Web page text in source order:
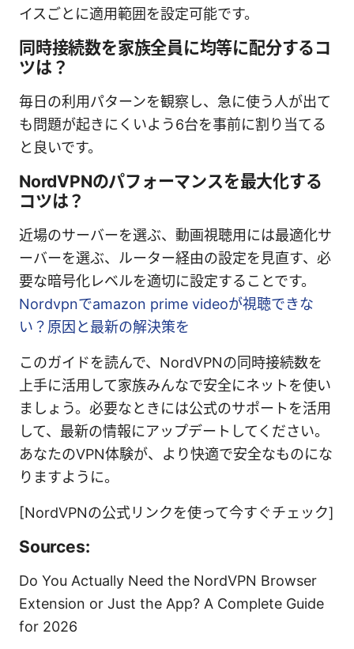
イスごとに適用範囲を設定可能です。
同時接続数を家族全員に均等に配分するコ
ツは？
毎日の利用パターンを観察し、急に使う人が出て
も問題が起きにくいよう6台を事前に割り当てる
と良いです。
NordVPNのパフォーマンスを最大化する
コツは？
近場のサーバーを選ぶ、動画視聴用には最適化サ
ーバーを選ぶ、ルーター経由の設定を見直す、必
要な暗号化レベルを適切に設定することです。
Nordvpnでamazon prime videoが視聴できな
い？原因と最新の解決策を
このガイドを読んで、NordVPNの同時接続数を
上手に活用して家族みんなで安全にネットを使い
ましょう。必要なときには公式のサポートを活用
して、最新の情報にアップデートしてください。
あなたのVPN体験が、より快適で安全なものにな
りますように。
[NordVPNの公式リンクを使って今すぐチェック]
Sources:
Do You Actually Need the NordVPN Browser
Extension or Just the App? A Complete Guide
for 2026